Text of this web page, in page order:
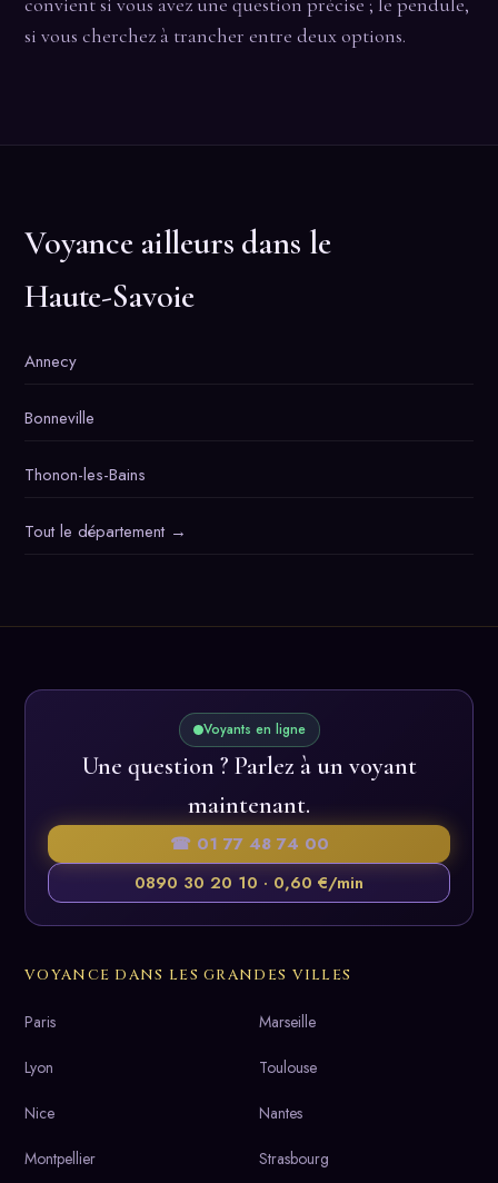
si vous cherchez à trancher entre deux options.
Voyance ailleurs dans le
Haute-Savoie
Annecy
Bonneville
Thonon-les-Bains
Tout le département →
Voyants en ligne
Une question ? Parlez à un voyant
maintenant.
☎ 01 77 48 74 00
0890 30 20 10 · 0,60 €/min
VOYANCE DANS LES GRANDES VILLES
Paris Marseille
Lyon Toulouse
Nice Nantes
Montpellier Strasbourg